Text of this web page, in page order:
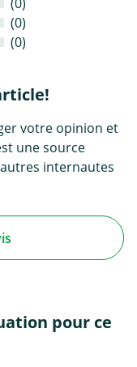
(0)
(0)
votre opinion et
une source
internautes
pour ce